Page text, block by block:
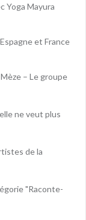
Yoga Mayura
et France
– Le groupe
ne veut plus
de la
"Raconte-